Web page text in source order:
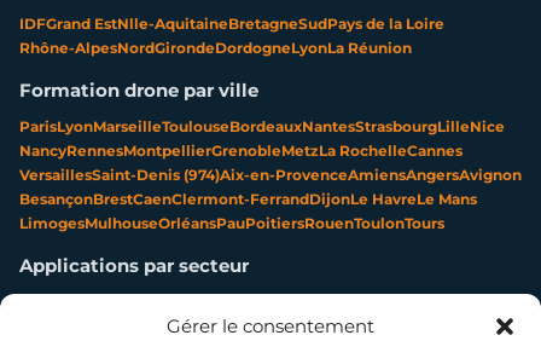
Gérer le consentement
IDFGrand EstNlle-AquitaineBretagneSudPays de la Loire
Rhône-AlpesNordGirondeDordogneLyonLa Réunion
Formation drone par ville
ParisLyonMarseilleToulouseBordeauxNantesStrasbourgLilleNice
NancyRennesMontpellierGrenobleMetzLa RochelleCannes
VersaillesSaint-Denis (974)Aix-en-ProvenceAmiensAngersAvignon
BesançonBrestCaenClermont-FerrandDijonLe HavreLe Mans
LimogesMulhouseOrléansPauPoitiersRouenToulonTours
Applications par secteur
Événementiel & tourismeForêt & environnement